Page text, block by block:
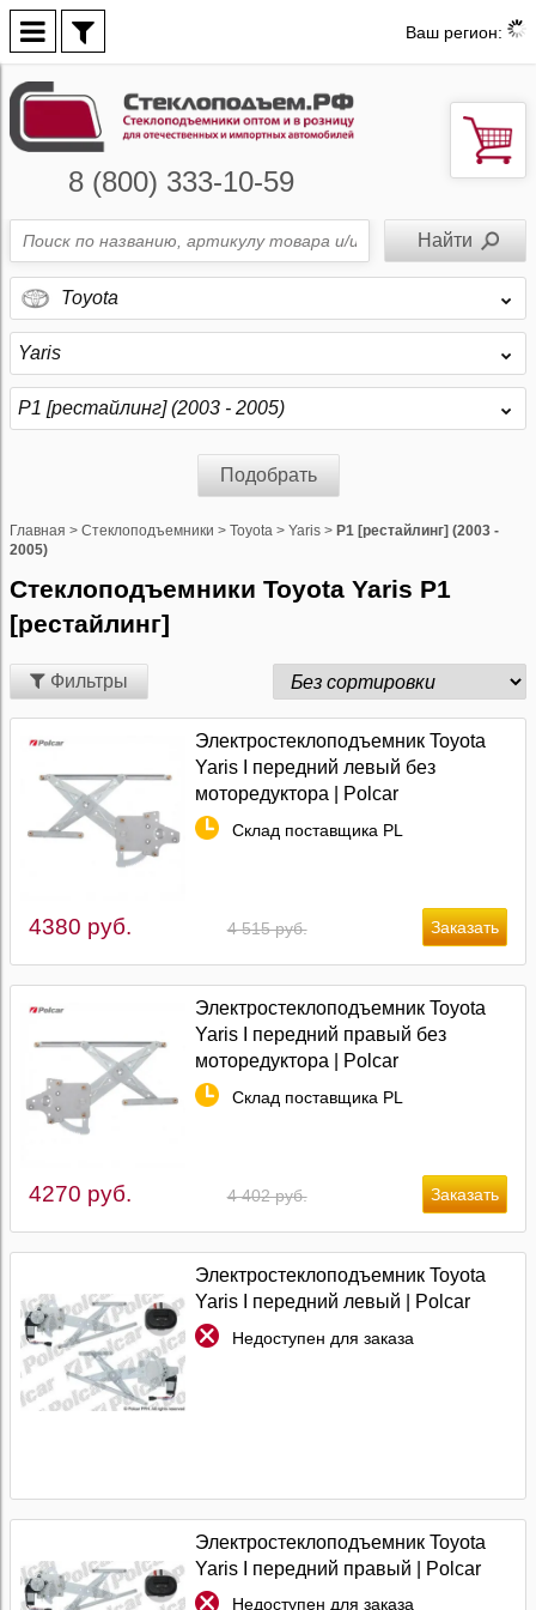
Ваш регион:
8 (800) 333-10-59
Toyota
Yaris
P1 [рестайлинг] (2003 - 2005)
Подобрать
Главная > Стеклоподъемники > Toyota > Yaris > P1 [рестайлинг] (2003 -
2005)
Стеклоподъемники Toyota Yaris P1
[рестайлинг]
Фильтры
Электростеклоподъемник Toyota
Yaris I передний левый без
моторедуктора | Polcar
Склад поставщика PL
4 515 руб.
4380 руб.
Электростеклоподъемник Toyota
Yaris I передний правый без
моторедуктора | Polcar
Склад поставщика PL
4 402 руб.
4270 руб.
Электростеклоподъемник Toyota
Yaris I передний левый | Polcar
Недоступен для заказа
Электростеклоподъемник Toyota
Yaris I передний правый | Polcar
Недоступен для заказа